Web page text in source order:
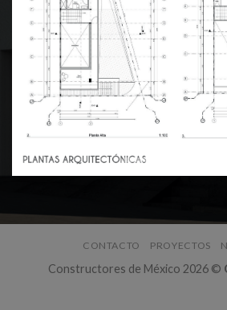
CONTACTO PROYECTOS
Constructores de México 2026 ©